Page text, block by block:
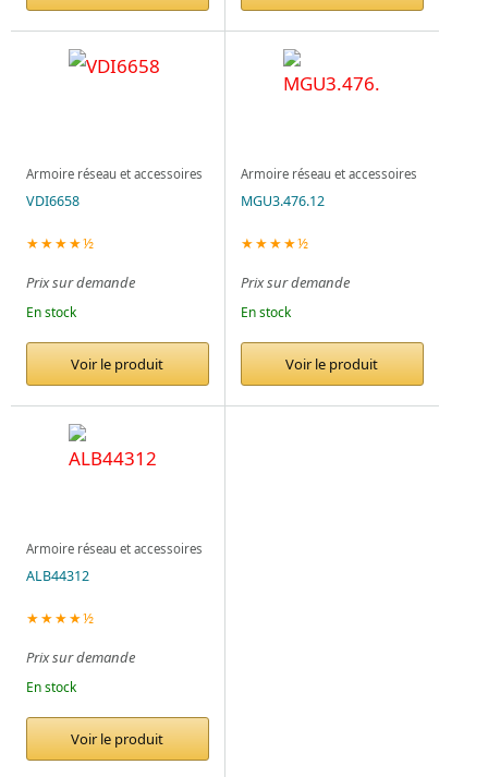
Armoire réseau et accessoires
VDI6658
★★★★½
Prix sur demande
En stock
Voir le produit
Armoire réseau et accessoires
MGU3.476.12
★★★★½
Prix sur demande
En stock
Voir le produit
Armoire réseau et accessoires
ALB44312
★★★★½
Prix sur demande
En stock
Voir le produit